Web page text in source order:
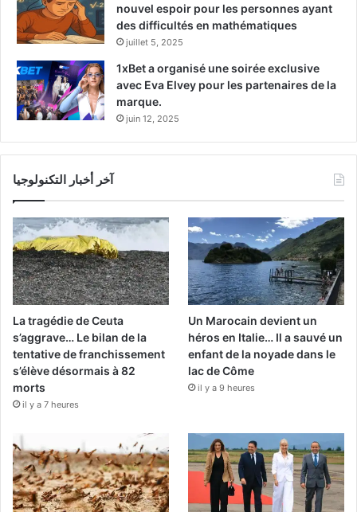
nouvel espoir pour les personnes ayant
des difficultés en mathématiques
juillet 5, 2025
1xBet a organisé une soirée exclusive
avec Eva Elvey pour les partenaires de la
marque.
juin 12, 2025
آخر أخبار التكنولوجيا
La tragédie de Ceuta
s’aggrave… Le bilan de la
tentative de franchissement
s’élève désormais à 82
morts
il y a 7 heures
Un Marocain devient un
héros en Italie… Il a sauvé un
enfant de la noyade dans le
lac de Côme
il y a 9 heures